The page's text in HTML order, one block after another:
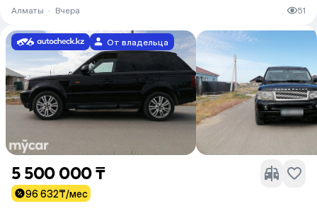
Алматы · Вчера 51
От владельца
5 500 000 ₸
96 632₸/мес